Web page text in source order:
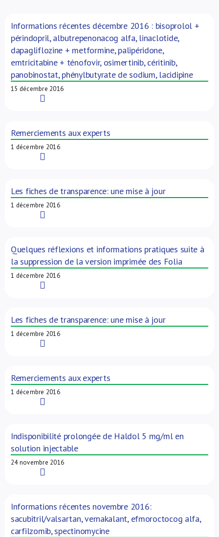
NL
Informations récentes décembre 2016 : bisoprolol +
périndopril, albutrepenonacog alfa, linaclotide,
dapagliflozine + metformine, palipéridone,
emtricitabine + ténofovir, osimertinib, céritinib,
panobinostat, phénylbutyrate de sodium, lacidipine
15 décembre 2016
Remerciements aux experts
1 décembre 2016
Les fiches de transparence: une mise à jour
1 décembre 2016
Quelques réflexions et informations pratiques suite à
la suppression de la version imprimée des Folia
1 décembre 2016
Les fiches de transparence: une mise à jour
1 décembre 2016
Remerciements aux experts
1 décembre 2016
Indisponibilité prolongée de Haldol 5 mg/ml en
solution injectable
24 novembre 2016
Informations récentes novembre 2016:
sacubitril/valsartan, vernakalant, efmoroctocog alfa,
carfilzomib, spectinomycine